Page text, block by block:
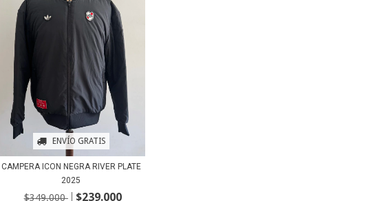
ENVÍO GRATIS
CAMPERA ICON NEGRA RIVER PLATE
2025
$349.000 $239.000